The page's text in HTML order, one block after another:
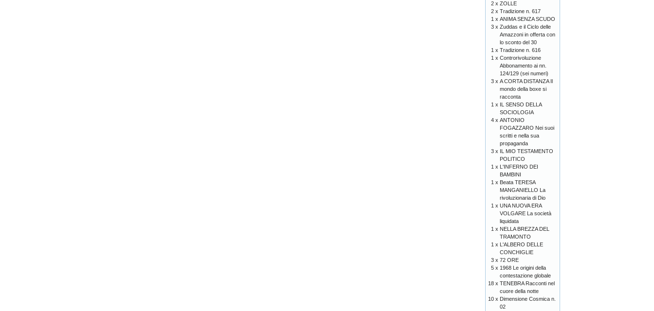
2 x ZOLLE
2 x Tradizione n. 617
1 x ANIMA SENZA SCUDO
3 x Zuddas e il Ciclo delle
Amazzoni in offerta con
lo sconto del 30
1 x Tradizione n. 616
1 x Controrivoluzione
Abbonamento ai nn.
124/129 (sei numeri)
3 x A CORTA DISTANZA Il
mondo della boxe si
racconta
1 x IL SENSO DELLA
SOCIOLOGIA
4 x ANTONIO
FOGAZZARO Nei suoi
scritti e nella sua
propaganda
3 x IL MIO TESTAMENTO
POLITICO
1 x L'INFERNO DEI
BAMBINI
1 x Beata TERESA
MANGANIELLO La
rivoluzionaria di Dio
1 x UNA NUOVA ERA
VOLGARE La società
liquidata
1 x NELLA BREZZA DEL
TRAMONTO
1 x L'ALBERO DELLE
CONCHIGLIE
3 x 72 ORE
5 x 1968 Le origini della
contestazione globale
18 x TENEBRA Racconti nel
cuore della notte
10 x Dimensione Cosmica n.
02